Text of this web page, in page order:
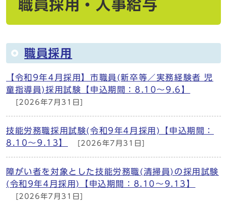
職員採用・人事給与
職員採用
【令和9年4月採用】市職員(新卒等／実務経験者 児
童指導員)採用試験【申込期間：8.10～9.6】
[2026年7月31日]
技能労務職採用試験(令和9年4月採用)【申込期間：
8.10～9.13】
[2026年7月31日]
障がい者を対象とした技能労務職(清掃員)の採用試験
(令和9年4月採用)【申込期間：8.10～9.13】
[2026年7月31日]